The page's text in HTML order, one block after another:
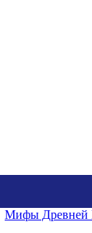
Мифы Древней